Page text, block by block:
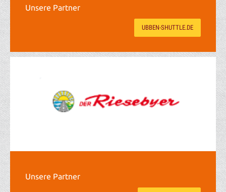
Unsere Partner
UBBEN-SHUTTLE.DE
Unsere Partner